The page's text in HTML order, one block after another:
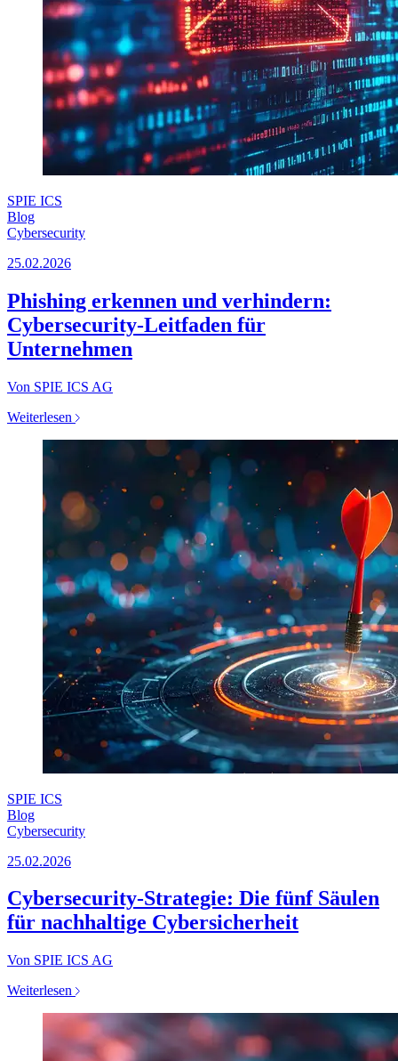
SPIE ICS
Blog
Cybersecurity
25.02.2026
Phishing erkennen und verhindern:
Cybersecurity-Leitfaden für
Unternehmen
Von SPIE ICS AG
Weiterlesen
SPIE ICS
Blog
Cybersecurity
25.02.2026
Cybersecurity-Strategie: Die fünf Säulen
für nachhaltige Cybersicherheit
Von SPIE ICS AG
Weiterlesen